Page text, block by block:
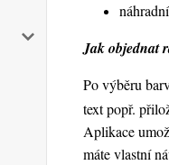
Jak objednat
Po výběru
text popř.
Aplikace
máte vlastní